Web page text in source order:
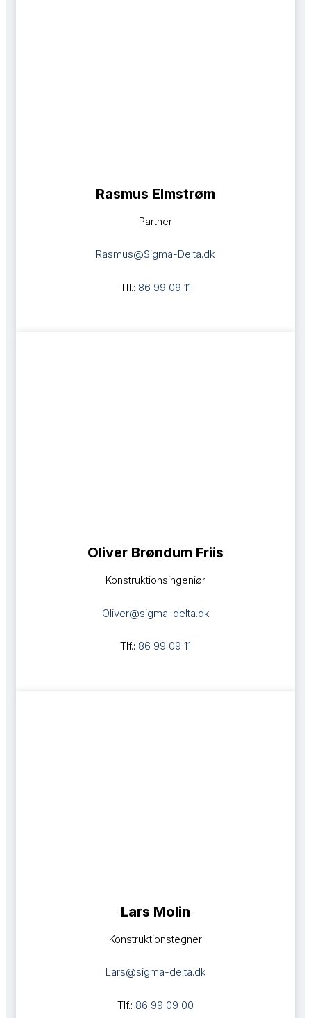
Rasmus Elmstrøm​
Partner
Rasmus@Sigma-Delta.dk
Tlf.: 86 99 09 11
​Oliver Brøndum Friis
Konstruktionsingeniør
Oliver@sigma-delta.dk
Tlf.: 86 99 09 11
Lars Molin
Konstruktionstegner
Lars@sigma-delta.dk
Tlf.: 86 99 09 00